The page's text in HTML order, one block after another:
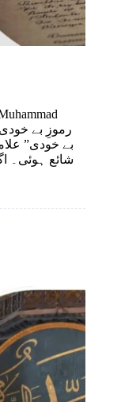
شائع ہوئی۔